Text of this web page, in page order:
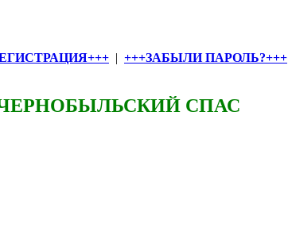
| +++ЗАБЫЛИ ПАРОЛЬ?+++
СПАС